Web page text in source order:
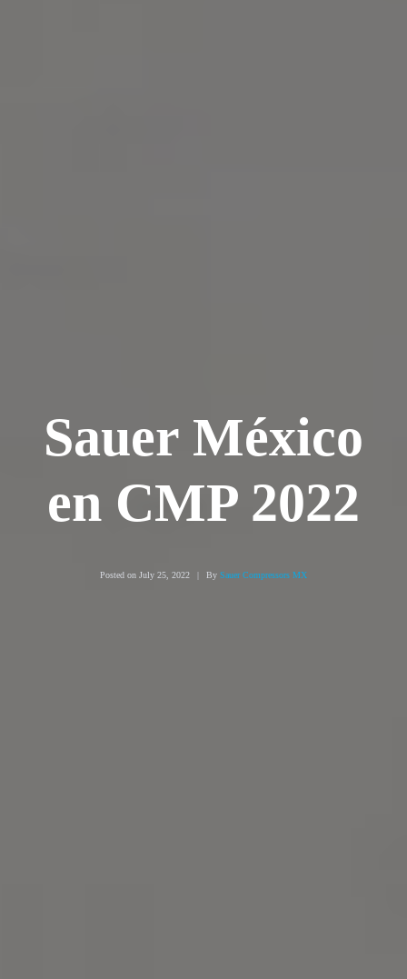
Sauer México
en CMP 2022
Posted on July 25, 2022 By Sauer Compressors MX